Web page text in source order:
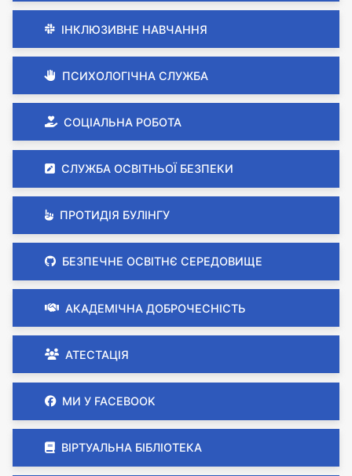
ІНКЛЮЗИВНЕ НАВЧАННЯ
ПСИХОЛОГІЧНА СЛУЖБА
СОЦІАЛЬНА РОБОТА
СЛУЖБА ОСВІТНЬОЇ БЕЗПЕКИ
ПРОТИДІЯ БУЛІНГУ
БЕЗПЕЧНЕ ОСВІТНЄ СЕРЕДОВИЩЕ
АКАДЕМІЧНА ДОБРОЧЕСНІСТЬ
АТЕСТАЦІЯ
МИ У FACEBOOK
ВІРТУАЛЬНА БІБЛІОТЕКА